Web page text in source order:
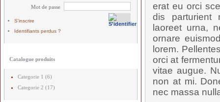
Mot de passe
S'inscrire
Identifiants perdus ?
Catalogue produits
Categorie 1 (6)
Categorie 2 (17)
erat eu orci
dis parturient
laoreet urna,
ornare
lorem.
orci at
vitae augue.
non at mi.
nec massa